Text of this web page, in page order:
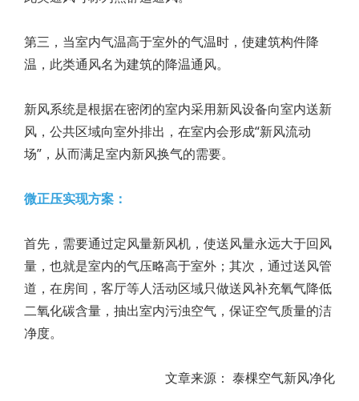
第三，当室内气温高于室外的气温时，使建筑构件降
温，此类通风名为建筑的降温通风。
新风系统是根据在密闭的室内采用新风设备向室内送新
风，公共区域向室外排出，在室内会形成“新风流动
场”，从而满足室内新风换气的需要。
微正压实现方案：
首先，需要通过定风量新风机，使送风量永远大于回风
量，也就是室内的气压略高于室外；其次，通过送风管
道，在房间，客厅等人活动区域只做送风补充氧气降低
二氧化碳含量，抽出室内污浊空气，保证空气质量的洁
净度。
文章来源： 泰棵空气新风净化